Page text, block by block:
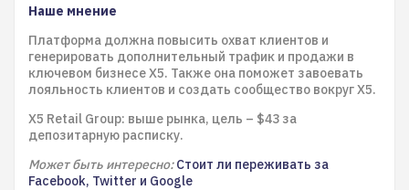
Наше мнение
Платформа должна повысить охват клиентов и
генерировать дополнительный трафик и продажи в
ключевом бизнесе X5. Также она поможет завоевать
лояльность клиентов и создать сообщество вокруг X5.
X5 Retail Group: выше рынка, цель – $43 за
депозитарную расписку.
Может быть интересно: Стоит ли переживать за
Facebook, Twitter и Google